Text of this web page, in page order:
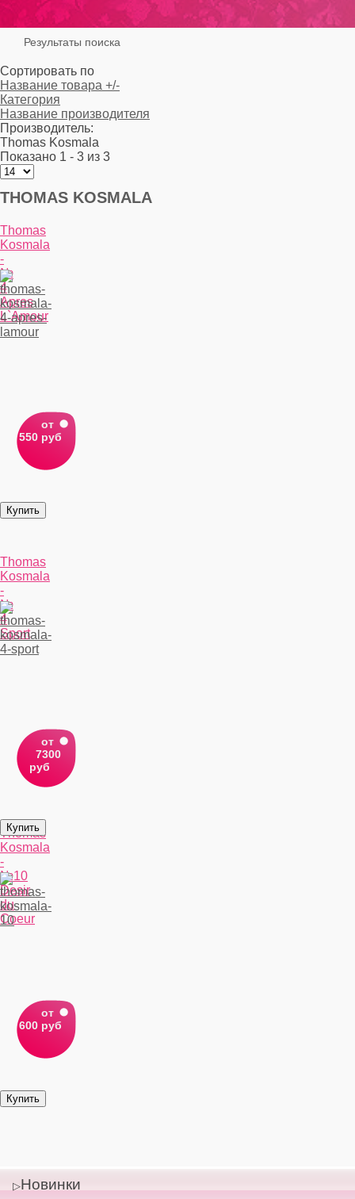
Результаты поиска
Сортировать по
Название товара +/-
Категория
Название производителя
Производитель:
Thomas Kosmala
Показано 1 - 3 из 3
THOMAS KOSMALA
Thomas
Kosmala
-
№
4
Apres
L`Amour
от
550 руб
Thomas
Kosmala
-
№
4
Sport
от
7300
руб
Thomas
Kosmala
-
№10
Desir
du
Coeur
от
600 руб
Новинки